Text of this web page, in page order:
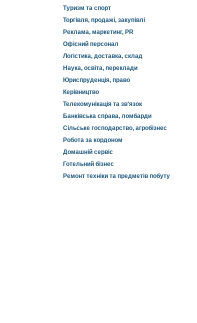
Туризм та спорт
Торгівля, продажі, закупівлі
Реклама, маркетинг, PR
Офісний персонал
Логістика, доставка, склад
Наука, освіта, переклади
Юриспруденція, право
Керівництво
Телекомунікація та зв'язок
Банківська справа, ломбарди
Сільське господарство, агробізнес
Робота за кордоном
Домашній сервіс
Готельний бізнес
Ремонт техніки та предметів побуту